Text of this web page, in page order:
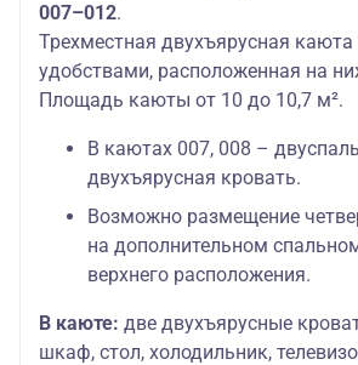
007–012.
Трехместная двухъярусная каюта
удобствами, расположенная на
Площадь каюты от 10 до 10,7 м².
В каютах 007, 008 –
двухъярусная кровать.
Возможно размещение
на дополнительном
верхнего расположения.
В каюте: две двухъярусные
шкаф, стол, холодильник,